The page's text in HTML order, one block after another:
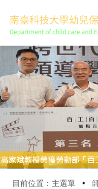
目前位置：主選單
:::